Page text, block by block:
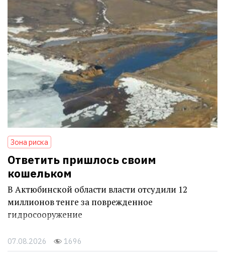
Зона риска
Ответить пришлось своим
кошельком
В Актюбинской области власти отсудили 12
миллионов тенге за поврежденное
гидросооружение
07.08.2026 1696